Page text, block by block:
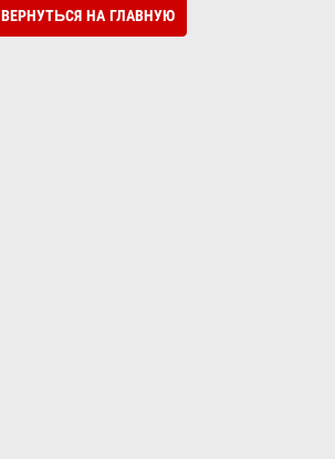
ВЕРНУТЬСЯ НА ГЛАВНУЮ